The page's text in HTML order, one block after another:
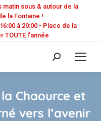
matin sous & autour de la
la Fontaine !
à 20:00 - Place de la
TOUTE l'année
Recherche
:
Chaource et
vers l’avenir